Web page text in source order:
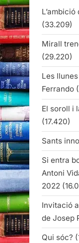
L’ambició
(33.209)
Mirall
(29.220)
Les
Ferrando
El soroll i
(17.420)
Sants
Si entra
Antoni
2022
Invitació
de Josep
Qui sóc?